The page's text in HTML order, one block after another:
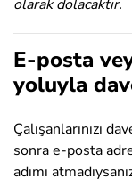
olarak dolacaktır.
E-posta
yoluyla
Çalışanlarınızı
sonra e-posta
adımı